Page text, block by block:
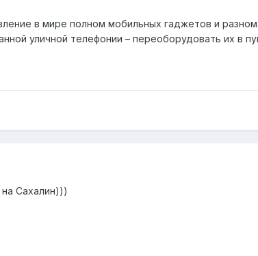
в мире полном мобильных гаджетов и
уличной телефонии – переоборудовать их в
Сахалин)))